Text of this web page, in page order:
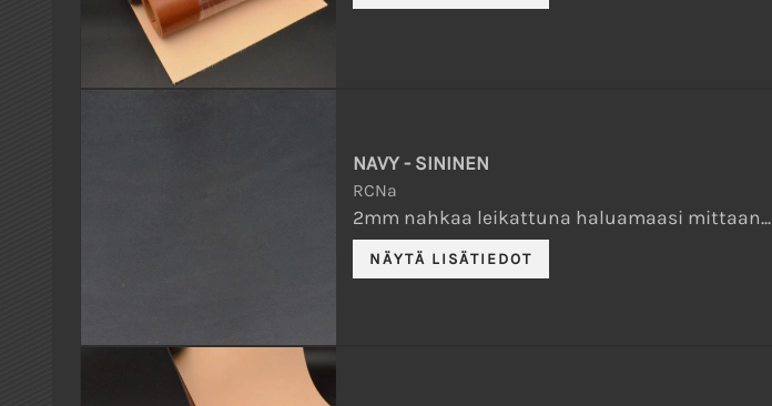
NAVY - SININEN
RCNa
2mm nahkaa leikattuna haluamaasi mittaan...